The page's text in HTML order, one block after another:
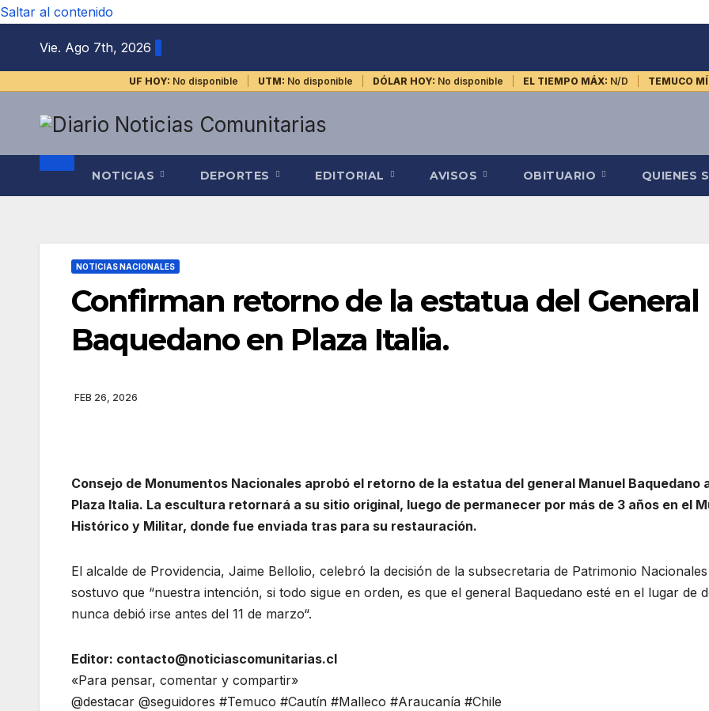
Saltar al contenido
Vie. Ago 7th, 2026
UF HOY: No disponible UTM: No disponible DÓLAR HOY: No disponible EL TIEMPO MÁX: N/D TEMUCO
NOTICIAS DEPORTES EDITORIAL AVISOS OBITUARIO QUIENES
NOTICIAS NACIONALES
Confirman retorno de la estatua del General
Baquedano en Plaza Italia.
FEB 26, 2026
Consejo de Monumentos Nacionales aprobó el retorno de la estatua del general Manuel Baquedano
Plaza Italia. La escultura retornará a su sitio original, luego de permanecer por más de 3 años en el
Histórico y Militar, donde fue enviada tras para su restauración.
El alcalde de Providencia, Jaime Bellolio, celebró la decisión de la subsecretaria de Patrimonio
sostuvo que “nuestra intención, si todo sigue en orden, es que el general Baquedano esté en el lugar de
nunca debió irse antes del 11 de marzo“.
Editor: contacto@noticiascomunitarias.cl
«Para pensar, comentar y compartir»
@destacar @seguidores #Temuco #Cautín #Malleco #Araucanía #Chile